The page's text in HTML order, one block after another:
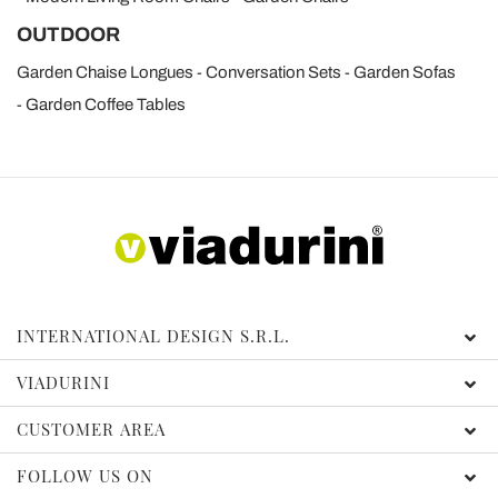
OUTDOOR
Garden Chaise Longues Conversation Sets
Garden Sofas
Garden Coffee Tables
INTERNATIONAL DESIGN S.R.L.
VIADURINI
CUSTOMER AREA
FOLLOW US ON